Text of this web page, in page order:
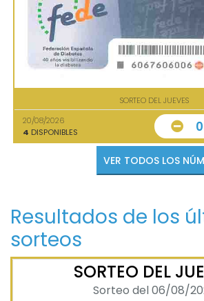
SORTEO DEL JUEVES
20/08/2026
4 DISPONIBLES 0
VER
Resultados de los
sorteos
SORTEO DEL
Sorteo del 06/08/